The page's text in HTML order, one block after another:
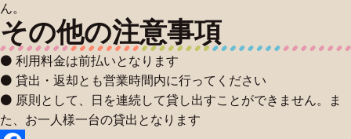
ん。
その他の注意事項
⚫ 利用料金は前払いとなります
⚫ 貸出・返却とも営業時間内に行ってください
⚫ 原則として、日を連続して貸し出すことができません。ま
た、お一人様一台の貸出となります